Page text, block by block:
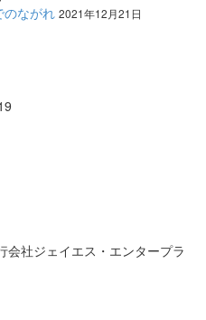
ながれ 2021年12月21日
会社ジェイエス・エンタープラ